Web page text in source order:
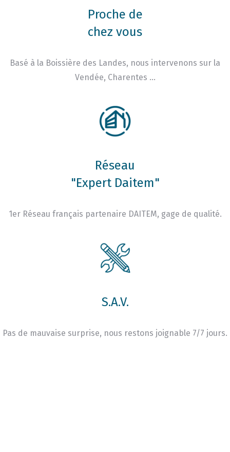
Proche de
chez vous
Basé à la Boissière des Landes, nous intervenons sur la
Vendée, Charentes …
Réseau
"Expert Daitem"
1er Réseau français partenaire DAITEM, gage de qualité.
S.A.V.
Pas de mauvaise surprise, nous restons joignable 7/7 jours.